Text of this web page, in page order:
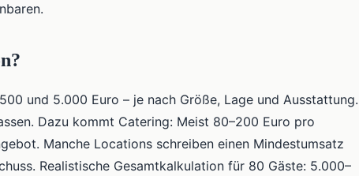
und 5.000 Euro – je nach Größe, Lage und Ausstattung.
Dazu kommt Catering: Meist 80–200 Euro pro
Manche Locations schreiben einen Mindestumsatz
Realistische Gesamtkalkulation für 80 Gäste: 5.000–